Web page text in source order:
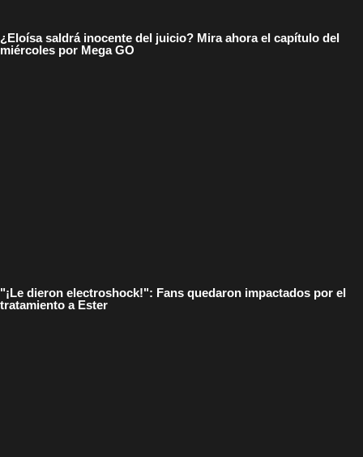
¿Eloísa saldrá inocente del juicio? Mira ahora el capítulo del
miércoles por Mega GO
"¡Le dieron electroshock!": Fans quedaron impactados por el
tratamiento a Ester